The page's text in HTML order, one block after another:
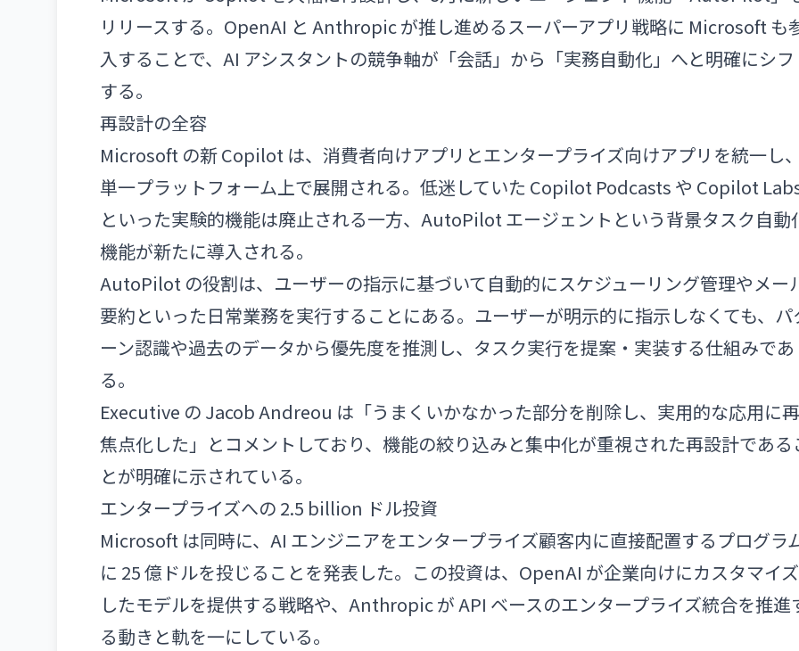
リリースする。OpenAI と Anthropic が推し進めるスーパーアプリ戦略に Microsoft も
入することで、AI アシスタントの競争軸が「会話」から「実務自動化」へと明確にシフ
する。
再設計の全容
Microsoft の新 Copilot は、消費者向けアプリとエンタープライズ向けアプリを統一し、
単一プラットフォーム上で展開される。低迷していた Copilot Podcasts や Copilot
といった実験的機能は廃止される一方、AutoPilot エージェントという背景タスク自動
機能が新たに導入される。
AutoPilot の役割は、ユーザーの指示に基づいて自動的にスケジューリング管理やメー
要約といった日常業務を実行することにある。ユーザーが明示的に指示しなくても、パ
ーン認識や過去のデータから優先度を推測し、タスク実行を提案・実装する仕組みであ
る。
Executive の Jacob Andreou は「うまくいかなかった部分を削除し、実用的な応用に再
焦点化した」とコメントしており、機能の絞り込みと集中化が重視された再設計である
とが明確に示されている。
エンタープライズへの 2.5 billion ドル投資
Microsoft は同時に、AI エンジニアをエンタープライズ顧客内に直接配置するプログラ
に 25 億ドルを投じることを発表した。この投資は、OpenAI が企業向けにカスタマイズ
したモデルを提供する戦略や、Anthropic が API ベースのエンタープライズ統合を推進
る動きと軌を一にしている。